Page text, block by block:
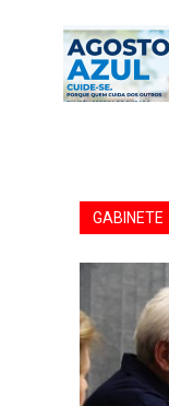
GABINETE